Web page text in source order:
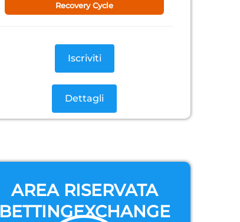
Recovery Cycle
Iscriviti
Dettagli
AREA RISERVATA
BETTINGEXCHANGE